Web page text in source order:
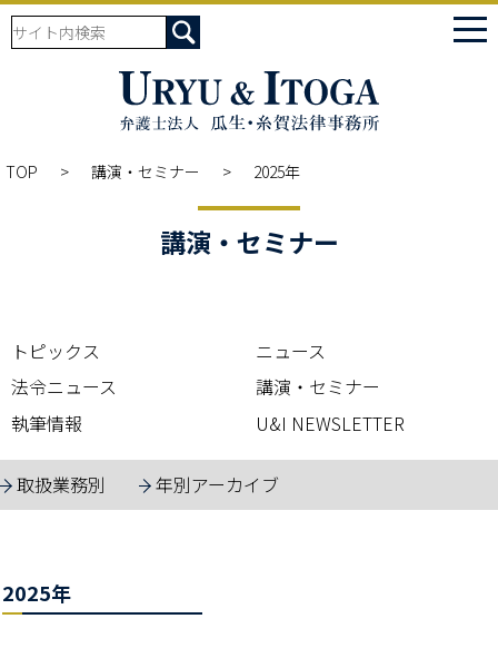
TOP 講演・セミナー 2025年
講演・セミナー
トピックス
ニュース
法令ニュース
講演・セミナー
執筆情報
U&I NEWSLETTER
取扱業務別 年別アーカイブ
2025年